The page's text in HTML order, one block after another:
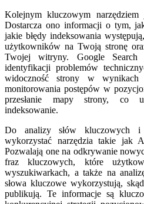
Kolejnym kluczowym narzędziem
Dostarcza ono informacji o tym,
jakie błędy indeksowania
użytkowników na Twoją stronę
Twojej witryny. Google Search
identyfikacji problemów
widoczność strony w
monitorowania postępów w
przesłanie mapy strony, co
indeksowanie.
Do analizy słów kluczowych i
wykorzystać narzędzia takie jak
Pozwalają one na odkrywanie
fraz kluczowych, które
wyszukiwarkach, a także na
słowa kluczowe wykorzystują,
publikują. Te informacje są